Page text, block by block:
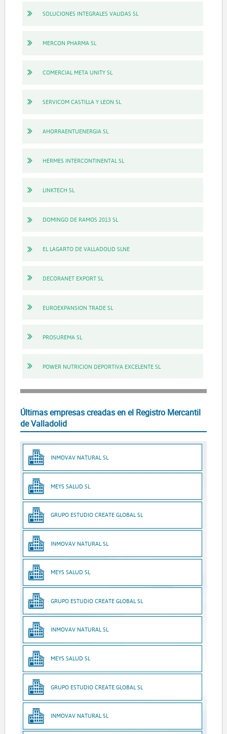
SOLUCIONES INTEGRALES VALIDAS SL
MERCON PHARMA SL
COMERCIAL META UNITY SL
SERVICOM CASTILLA Y LEON SL
AHORRAENTUENERGIA SL
HERMES INTERCONTINENTAL SL
LINKTECH SL
DOMINGO DE RAMOS 2013 SL
EL LAGARTO DE VALLADOLID SLNE
DECORANET EXPORT SL
EUROEXPANSION TRADE SL
PROSUREMA SL
POWER NUTRICION DEPORTIVA EXCELENTE SL
Últimas empresas creadas en el Registro Mercantil
de Valladolid
INMOVAV NATURAL SL
MEYS SALUD SL
GRUPO ESTUDIO CREATE GLOBAL SL
INMOVAV NATURAL SL
MEYS SALUD SL
GRUPO ESTUDIO CREATE GLOBAL SL
INMOVAV NATURAL SL
MEYS SALUD SL
GRUPO ESTUDIO CREATE GLOBAL SL
INMOVAV NATURAL SL